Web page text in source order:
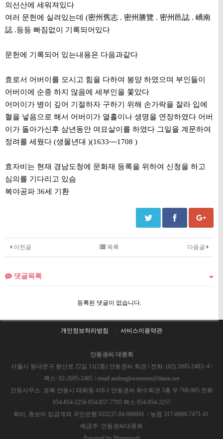
의선산에 세워져있다
여러 문헌에 실려있는데 (密州舊志 . 密州勝覽 . 密州邑誌 . 嶠南
誌 .등등 빠짐없이 기록되어있다
문헌에 기록되어 있는내용은 다음과같다
효로서 어버이를 모시고 힘을 다하여 봉양 하였으며 부인들이
어버이에 순종 하지 않음에 세부인을 쫓았다
어머이가 병이 깊어 기절하자 구하기 위해 손가락을 잘라 입에
혈을 넣음으로 해서 어버이가 열흘이나 생명을 연장하였다 어버
이가 돌아가신후 삼년동안 여묘살이를 하였다 그일을 계문하여
정려를 세웠다 (생몰년대 )(1633~~1708 )
효자비는 현재 경남도청에 문화재 등록을 위하여 신청을 하고
심의를 기다리고 있슴
복야공파 36세 기환
이전글 다음글
목록
댓글목록
등록된 댓글이 없습니다.
개인정보처리방침 서비스이용약관
안동권씨 대종회
서울시 동대문구 왕산로 22길 11(2층) 안동권씨 회관 / 전화: (02) 2695-2483~4 /
팩스: 02-2695-2485 / email andongkwonmun@daum.net
안동사무소: 경북 안동시 태화동 418-1 안동권씨 화수회관 3층 우 760-905 전화
054-854-2256 054-857-7705 팩스 054-854-2257
회비, 종보비 입금계좌 국민은행 033237-04-006941 / 농협 317-0009-7471-41
예금주: 안동권씨대종회